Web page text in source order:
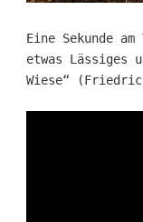
Eine Sekunde
etwas Lässiges
Wiese“